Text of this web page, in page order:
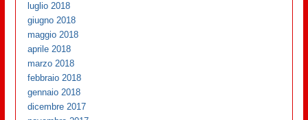
luglio 2018
giugno 2018
maggio 2018
aprile 2018
marzo 2018
febbraio 2018
gennaio 2018
dicembre 2017